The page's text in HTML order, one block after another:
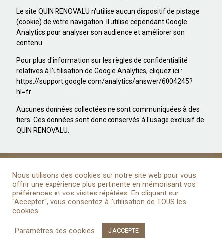
Le site QUIN RENOVALU n'utilise aucun dispositif de pistage
(cookie) de votre navigation. Il utilise cependant Google
Analytics pour analyser son audience et améliorer son
contenu.
Pour plus d'information sur les règles de confidentialité
relatives à l'utilisation de Google Analytics, cliquez ici :
https://support.google.com/analytics/answer/6004245?
hl=fr
Aucunes données collectées ne sont communiquées à des
tiers. Ces données sont donc conservés à l'usage exclusif de
QUIN RENOVALU.
©2016 Com'une idée !Tous droits réservés -Mentions légales
-Politique de confidentialité
Nous utilisons des cookies sur notre site web pour vous
offrir une expérience plus pertinente en mémorisant vos
préférences et vos visites répétées. En cliquant sur
"Accepter", vous consentez à l'utilisation de TOUS les
cookies.
Paramètres des cookies J'ACCEPTE